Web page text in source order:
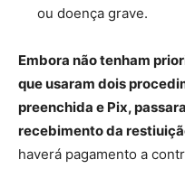
ou doença grave.
Embora não tenham
que usaram dois
preenchida e Pix,
recebimento da
haverá pagamento a